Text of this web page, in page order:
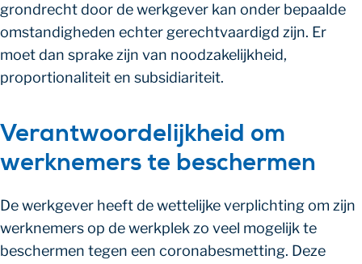
grondrecht door de werkgever kan onder bepaalde
omstandigheden echter gerechtvaardigd zijn. Er
moet dan sprake zijn van noodzakelijkheid,
proportionaliteit en subsidiariteit.
Verantwoordelijkheid om
werknemers te beschermen
De werkgever heeft de wettelijke verplichting om zijn
werknemers op de werkplek zo veel mogelijk te
beschermen tegen een coronabesmetting. Deze